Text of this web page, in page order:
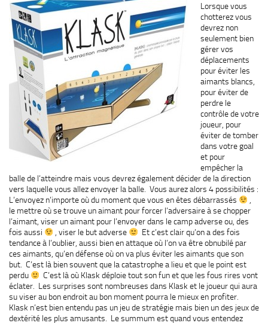
Lorsque vous
chotterez vous
devrez non
seulement bien
gérer vos
déplacements
pour éviter les
aimants blancs,
pour éviter de
perdre le
contrôle de votre
joueur, pour
éviter de tomber
dans votre goal
et pour
empêcher la
balle de l’atteindre mais vous devrez également décider de la direction
vers laquelle vous allez envoyer la balle. Vous aurez alors 4 possibilités :
L’envoyez n’importe où du moment que vous en êtes débarrassés
le mettre où se trouve un aimant pour forcer l’adversaire à se chopper
l’aimant, viser un aimant pour l’envoyer dans le camp adverse ou, des
fois aussi
, viser le but adverse
Et c’est clair qu’on a des fois
tendance à l’oublier, aussi bien en attaque où l’on va être obnubilé par
ces aimants, qu’en défense où on va plus éviter les aimants que son
but. C’est là bien souvent que la catastrophe a lieu et que le point est
perdu
C’est là où Klask déploie tout son fun et que les fous rires vont
éclater. Les surprises sont nombreuses dans Klask et le joueur qui aura
su viser au bon endroit au bon moment pourra le mieux en profiter.
Klask n’est bien entendu pas un jeu de stratégie mais bien un des jeux de
dextérité les plus amusants. Le summum est quand vous entendez